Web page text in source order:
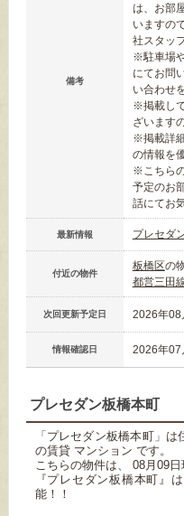
備考
は、お部
いますの
社スタッ
※駐車場
にてお問
い合わせ
※掲載し
ざいます
※掲載詳
の情報を
※こちら
予定のお
話にてお
最新情報 プレセダ
付近の物件
板橋区の
都営三田
次回更新予定日 2026年08
情報確認日 2026年07
プレセダン板橋本町
「プレセダン板橋本町」
の賃貸 マンション です。
こちらの物件は、 08月09日
『プレセダン板橋本町』
能！！